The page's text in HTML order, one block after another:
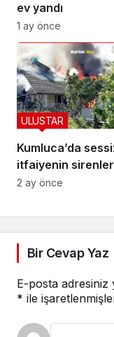
ev yandı
1 ay önce
Kumluca’da
itfaiyenin
bozdu
ULUSTAR
2 ay önce
Bir Cevap Yaz
E-posta adresiniz
* ile